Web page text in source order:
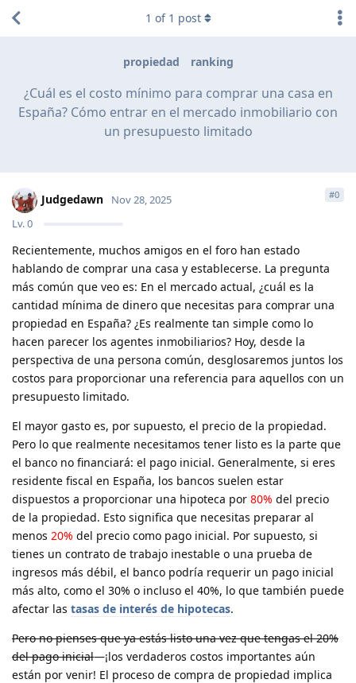
propiedad ranking
¿Cuál es el costo mínimo para comprar una casa en
España? Cómo entrar en el mercado inmobiliario con
un presupuesto limitado
1 of 1 post
Judgedawn
Lv.0
Nov 28, 2025 #0
Recientemente, muchos amigos en el foro han estado
hablando de comprar una casa y establecerse. La pregunta
más común que veo es: En el mercado actual, ¿cuál es la
cantidad mínima de dinero que necesitas para comprar una
propiedad en España? ¿Es realmente tan simple como lo
hacen parecer los agentes inmobiliarios? Hoy, desde la
perspectiva de una persona común, desglosaremos juntos los
costos para proporcionar una referencia para aquellos con un
presupuesto limitado.
El mayor gasto es, por supuesto, el precio de la propiedad.
Pero lo que realmente necesitamos tener listo es la parte que
el banco no financiará: el pago inicial. Generalmente, si eres
residente fiscal en España, los bancos suelen estar
dispuestos a proporcionar una hipoteca por 80% del precio
de la propiedad. Esto significa que necesitas preparar al
menos 20% del precio como pago inicial. Por supuesto, si
tienes un contrato de trabajo inestable o una prueba de
ingresos más débil, el banco podría requerir un pago inicial
más alto, como el 30% o incluso el 40%, lo que también puede
afectar las tasas de interés de hipotecas.
Pero no pienses que ya estás listo una vez que tengas el 20%
del pago inicial—¡los verdaderos costos importantes aún
están por venir! El proceso de compra de propiedad implica